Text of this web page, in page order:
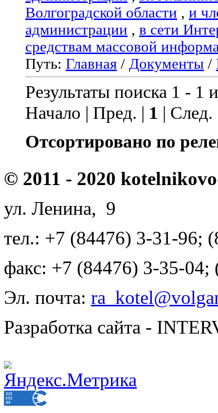
Волгоградской области , и
администрации , в сети
средствам массовой
Путь: Главная / Документы /
Результаты поиска 1 - 1
Начало | Пред. | 1 |
Отсортировано по
© 2011 - 2020
ул. Ленина, 9
тел.: +7 (84476) 3-31-96;
факс: +7 (84476) 3-35-04;
Эл. почта:
Разработка сайта -